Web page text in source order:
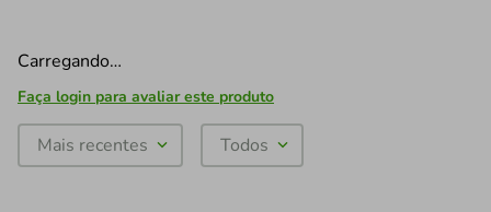
Carregando…
Faça login para avaliar este produto
Mais recentes Todos